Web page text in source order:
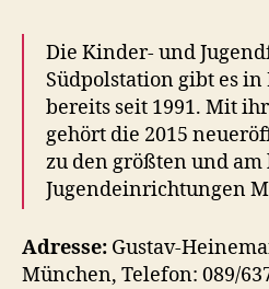
Die Kinder- und
Südpolstation gibt es
bereits seit 1991. Mit
gehört die 2015
zu den größten und am
Jugendeinrichtungen
Adresse: Gustav-
München, Telefon: 089/